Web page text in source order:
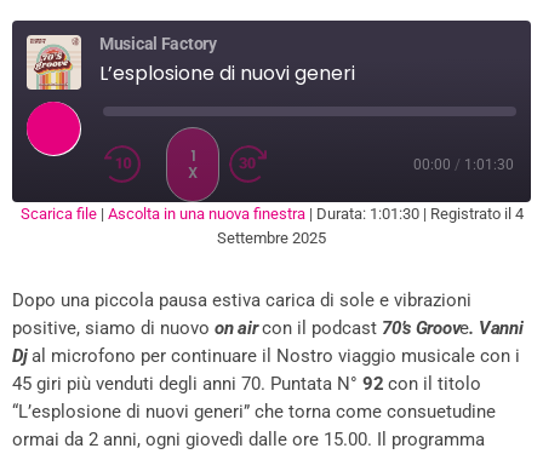
Musical Factory
L’esplosione di nuovi generi
1
X
00:00 / 1:01:30
SUBSCRIBE
LINK
EMBED
Scarica file| Ascolta in una nuova finestra| Durata: 1:01:30| Registrato il 4
Settembre 2025
Dopo una piccola pausa estiva carica di sole e vibrazioni
positive, siamo di nuovo on aircon il podcast 70’s Groove. Vanni
Djal microfono per continuare il Nostro viaggio musicale con i
45 giri più venduti degli anni 70. Puntata N° 92 con il titolo
“L’esplosione di nuovi generi” che torna come consuetudine
ormai da 2 anni, ogni giovedì dalle ore 15.00. Il programma